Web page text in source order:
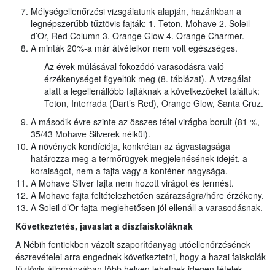
Mélységellenőrzési vizsgálatunk alapján, hazánkban a
legnépszerűbb tűztövis fajták: 1. Teton, Mohave 2. Soleil
d’Or, Red Column 3. Orange Glow 4. Orange Charmer.
A minták 20%-a már átvételkor nem volt egészséges.
Az évek múlásával fokozódó varasodásra való
érzékenységet figyeltük meg (8. táblázat). A vizsgálat
alatt a legellenállóbb fajtáknak a következőeket találtuk:
Teton, Interrada (Dart’s Red), Orange Glow, Santa Cruz.
A második évre szinte az összes tétel virágba borult (81 %,
35/43 Mohave Silverek nélkül).
A növények kondíciója, konkrétan az ágvastagsága
határozza meg a termőrügyek megjelenésének idejét, a
koraiságot, nem a fajta vagy a konténer nagysága.
A Mohave Silver fajta nem hozott virágot és termést.
A Mohave fajta feltételezhetően szárazságra/hőre érzékeny.
A Soleil d’Or fajta meglehetősen jól ellenáll a varasodásnak.
Következtetés, javaslat a díszfaiskoláknak
A Nébih fentiekben vázolt szaporítóanyag utóellenőrzésének
észrevételei arra engednek következtetni, hogy a hazai faiskolák